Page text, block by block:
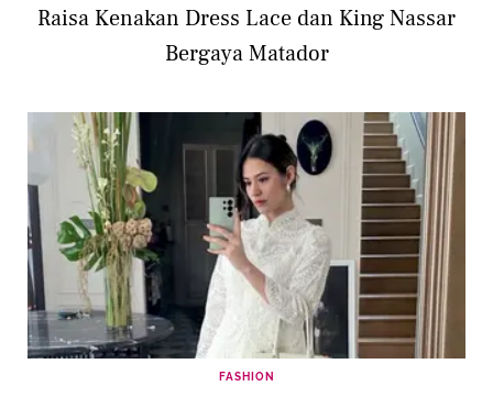
Raisa Kenakan Dress Lace dan King Nassar
Bergaya Matador
FASHION